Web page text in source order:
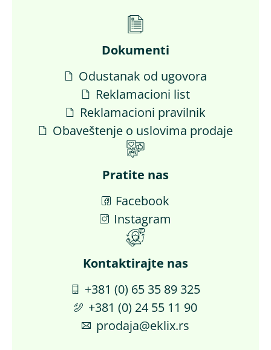
Dokumenti
Odustanak od ugovora
Reklamacioni list
Reklamacioni pravilnik
Obaveštenje o uslovima prodaje
Pratite nas
Facebook
Instagram
Kontaktirajte nas​
+381 (0) 65 35 89 325
+381 (0) 24 55 11 90
prodaja@eklix.rs